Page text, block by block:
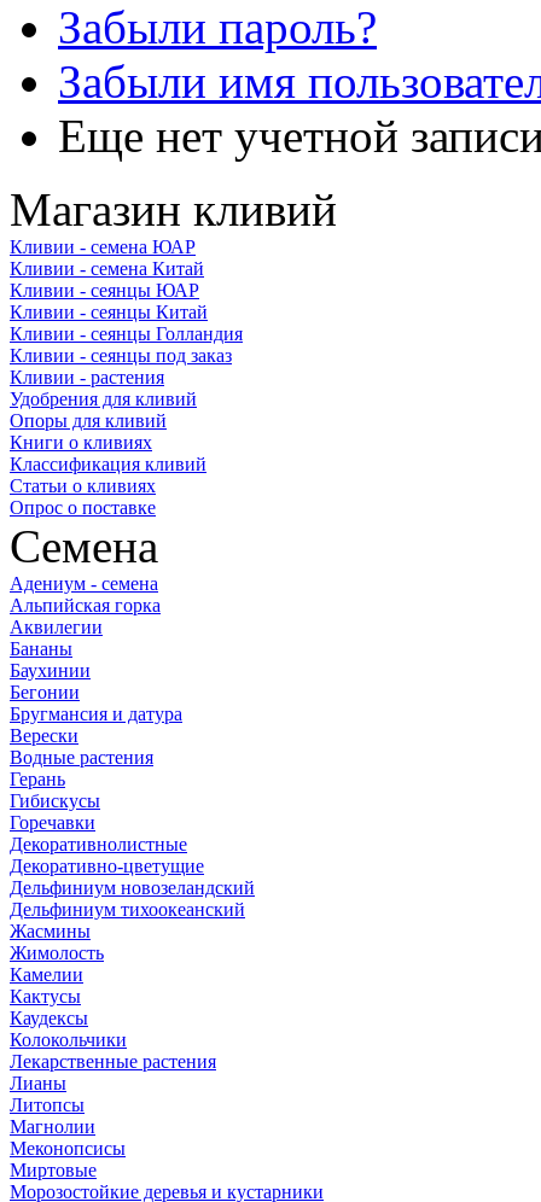
Забыли пароль?
Забыли имя
Еще нет учетной
Магазин кливий
Кливии - семена ЮАР
Кливии - семена Китай
Кливии - сеянцы ЮАР
Кливии - сеянцы Китай
Кливии - сеянцы Голландия
Кливии - сеянцы под заказ
Кливии - растения
Удобрения для кливий
Опоры для кливий
Книги о кливиях
Классификация кливий
Статьи о кливиях
Опрос о поставке
Семена
Адениум - семена
Альпийская горка
Аквилегии
Бананы
Баухинии
Бегонии
Бругмансия и датура
Верески
Водные растения
Герань
Гибискусы
Горечавки
Декоративнолистные
Декоративно-цветущие
Дельфиниум новозеландский
Дельфиниум тихоокеанский
Жасмины
Жимолость
Камелии
Кактусы
Каудексы
Колокольчики
Лекарственные растения
Лианы
Литопсы
Магнолии
Меконопсисы
Миртовые
Морозостойкие деревья и кустарники